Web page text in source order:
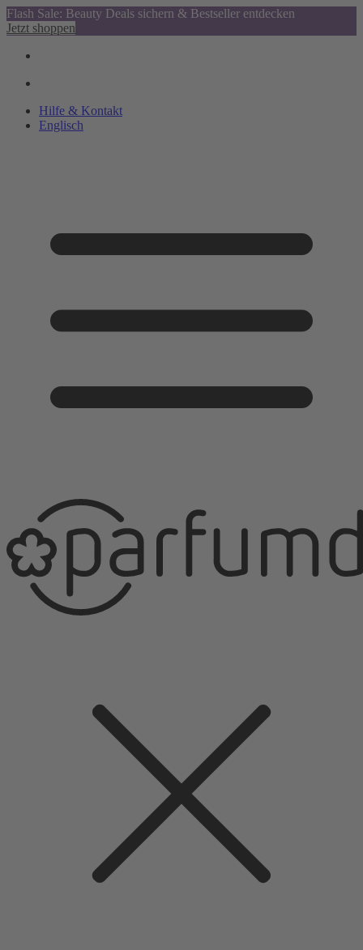
Flash Sale: Beauty Deals sichern & Bestseller entdecken
Jetzt shoppen
Hilfe & Kontakt
Englisch